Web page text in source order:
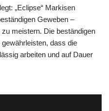
„Eclipse“ Markisen
Geweben –
meistern. Die beständigen
dass die
arbeiten und auf Dauer